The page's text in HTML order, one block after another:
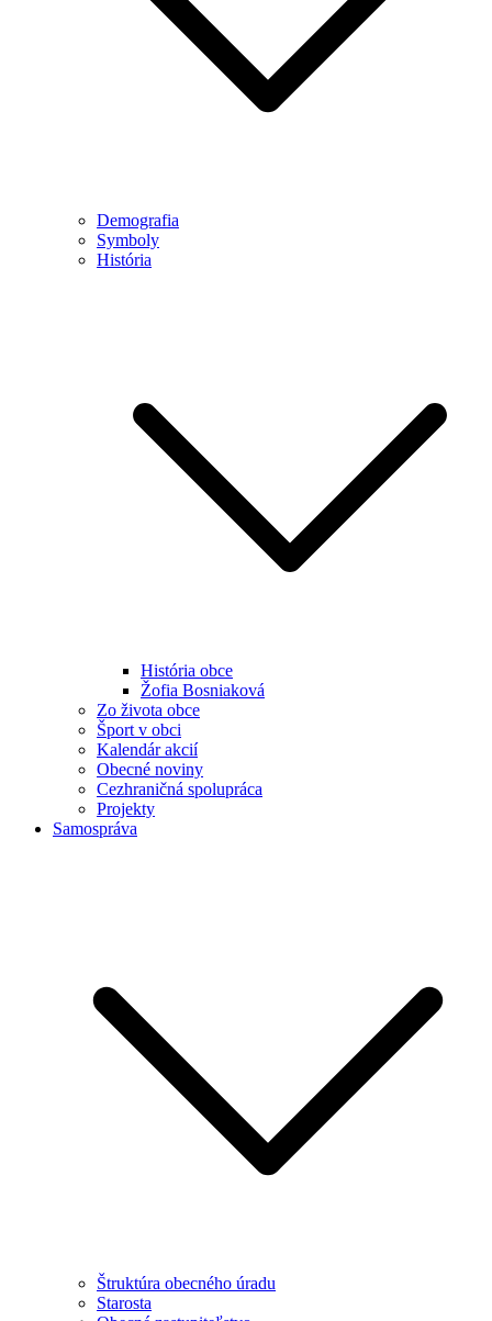
Demografia
Symboly
História
História obce
Žofia Bosniaková
Zo života obce
Šport v obci
Kalendár akcií
Obecné noviny
Cezhraničná spolupráca
Projekty
Samospráva
Štruktúra obecného úradu
Starosta